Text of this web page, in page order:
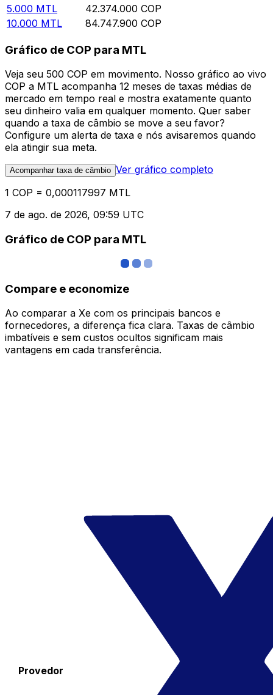
5.000 MTL 42.374.000 COP
10.000 MTL 84.747.900 COP
Gráfico de COP para MTL
Veja seu 500 COP em movimento. Nosso gráfico ao vivo
COP a MTL acompanha 12 meses de taxas médias de
mercado em tempo real e mostra exatamente quanto
seu dinheiro valia em qualquer momento. Quer saber
quando a taxa de câmbio se move a seu favor?
Configure um alerta de taxa e nós avisaremos quando
ela atingir sua meta.
Acompanhar taxa de câmbio Ver gráfico completo
1 COP = 0,000117997 MTL
7 de ago. de 2026, 09:59 UTC
Gráfico de COP para MTL
Compare e economize
Ao comparar a Xe com os principais bancos e
fornecedores, a diferença fica clara. Taxas de câmbio
imbatíveis e sem custos ocultos significam mais
vantagens em cada transferência.
Provedor